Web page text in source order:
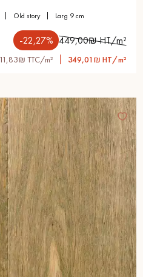
old story larg 9 cm
-22,27% 449,00₪ HT/m²
TTC/m² 349,01₪ HT/m²